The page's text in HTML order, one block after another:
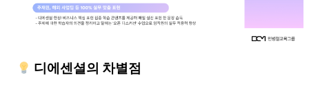
디에센셜의 차별점